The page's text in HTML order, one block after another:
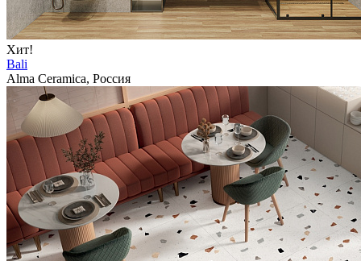
Хит!
Bali
Alma Ceramica, Россия